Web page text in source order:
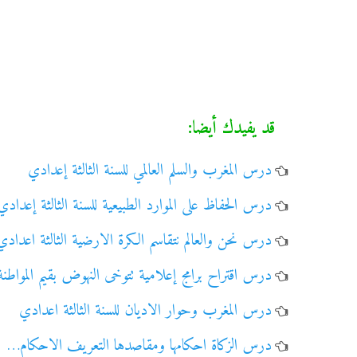
قد يفيدك أيضا:
درس المغرب والسلم العالمي للسنة الثالثة إعدادي
درس الحفاظ على الموارد الطبيعية للسنة الثالثة
درس نحن والعالم نتقاسم الكرة الارضية الثالثة
درس اقتراح برامج إعلامية تتوخى النهوض بقيم
درس المغرب وحوار الاديان للسنة الثالثة اعدادي
درس الزكاة احكامها ومقاصدها التعريف الاحكام…